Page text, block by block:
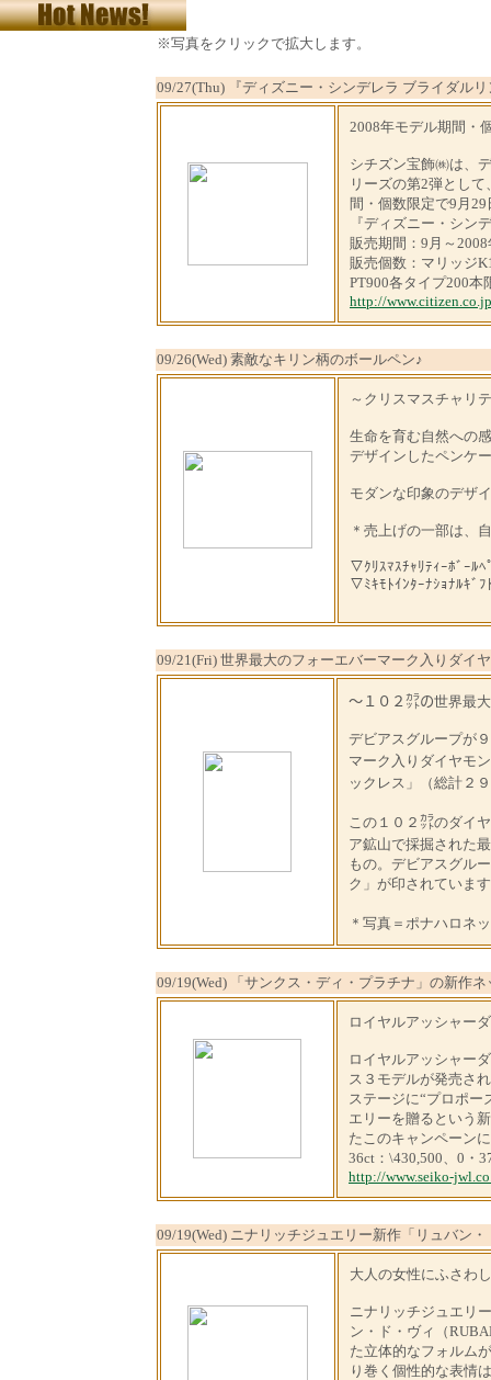
※写真をクリックで拡大します。
09/27(Thu) 『ディズニー・シンデレラ ブライダル
2008年モデル期間・
シチズン宝飾㈱は、
リーズの第2弾とし
間・個数限定で9月
『ディズニー・シン
販売期間：9月～
販売個数：マリッジ
PT900各タイプ200本
http://
09/26(Wed) 素敵なキリン柄のボールペン♪
～クリスマスチャリ
生命を育む自然への
デザインしたペンケ
モダンな印象のデザ
＊売上げの一部は、
▽ｸﾘｽﾏｽﾁｬﾘﾃｨｰﾎﾞｰﾙ
▽ﾐｷﾓﾄｲﾝﾀｰﾅｼｮﾅﾙｷﾞﾌ
09/21(Fri) 世界最大のフォーエバーマーク入りダイ
～１０２㌌の世界最
デビアスグループが
マーク入りダイヤモ
ックレス」（総計２
この１０２㌌のダイ
ア鉱山で採掘された
もの。デビアスグル
ク」が印されていま
＊写真＝ポナハロネ
09/19(Wed) 「サンクス・ディ・プラチナ」の新作ネ
ロイヤルアッシャー
ロイヤルアッシャー
ス３モデルが発売さ
ステージに“プロポー
エリーを贈るという
たこのキャンペーン
36ct：\430,500、0・
http://www.seiko-
09/19(Wed) ニナリッチジュエリー新作「リュバン
大人の女性にふさわ
ニナリッチジュエリ
ン・ド・ヴィ（
た立体的なフォルム
り巻く個性的な表情